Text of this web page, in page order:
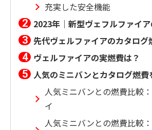
充実した安全機能
2023年｜新型ヴェフルファイ
先代ヴェルファイアのカタログ
ヴェルファイアの実燃費は？
人気のミニバンとカタログ燃費
人気ミニバンとの燃費比較
イ
人気ミニバンとの燃費比較